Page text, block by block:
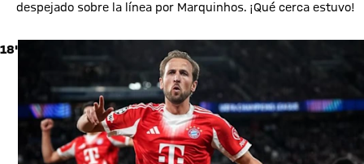
despejado sobre la línea por Marquinhos. ¡Qué cerca estuvo!
18'